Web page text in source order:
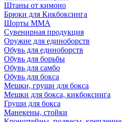
Штаны от кимоно
Брюки для Кикбоксинга
Шорты ММА
Сувенирная продукция
Оружие для единоборств
Обувь для единоборств
Обувь для борьбы
Обувь для самбо
Обувь для бокса
Мешки, груши для бокса
Мешки для бокса, кикбоксинга
Груши для бокса
Манекены, стойки